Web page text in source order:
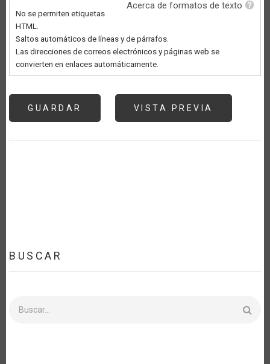
Acerca de formatos de texto
No se permiten etiquetas
HTML.
Saltos automáticos de líneas y de párrafos.
Las direcciones de correos electrónicos y páginas web se
convierten en enlaces automáticamente.
BUSCAR